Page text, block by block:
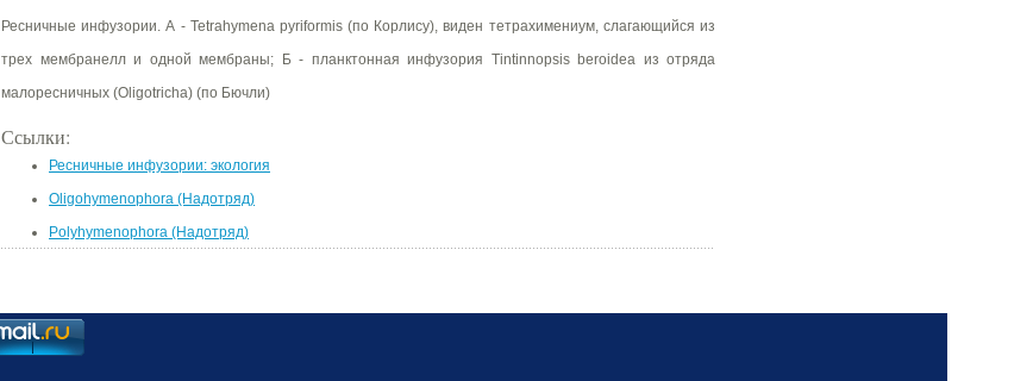
Ресничные инфузории. А - Tetrahymena руriformis (по Корлису), виден тетрахимениум, слагающийся из
трех мембранелл и одной мембраны; Б - планктонная инфузория Tintinnopsis beroidea из отряда
малоресничных (Oligotricha) (по Бючли)
Ссылки:
Ресничные инфузории: экология
Oligohymenophora (Надотряд)
Polyhymenophora (Надотряд)